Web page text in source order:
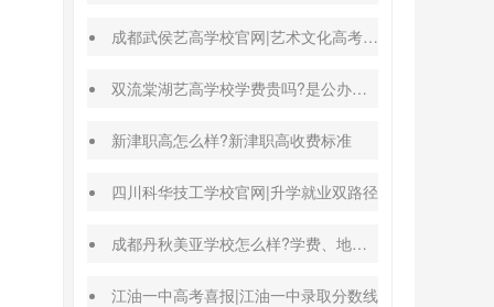
成都武侯艺高学校官网|艺术文化高考班能高考吗
双流棠湖艺高学校学费贵吗?是公办还是民办
新津职高怎么样?新津职高收费标准
四川科华技工学校官网|升学就业双路径
成都丹秋美亚学校怎么样?学费、地址、办学特色汇总
江油一中高考喜报|江油一中录取分数线